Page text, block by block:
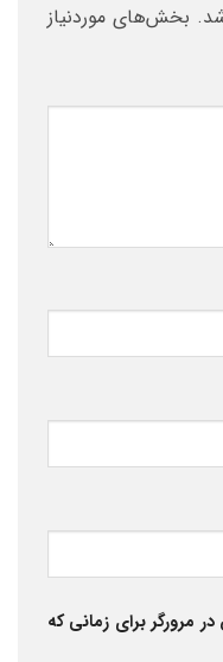
بخش‌های موردنیاز
مرورگر برای زمانی که